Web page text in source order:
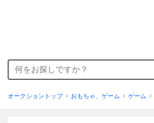
オークショントップ おもちゃ、ゲーム ゲーム